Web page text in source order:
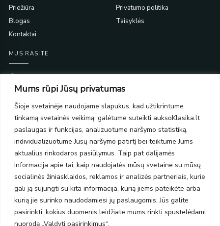
Mums rūpi Jūsų privatumas
Šioje svetainėje naudojame slapukus, kad užtikrintume
tinkamą svetainės veikimą, galėtume suteikti auksoKlasika.lt
paslaugas ir funkcijas, analizuotume naršymo statistiką,
individualizuotume Jūsų naršymo patirtį bei teiktume Jums
aktualius rinkodaros pasiūlymus. Taip pat dalijamės
informacija apie tai, kaip naudojatės mūsų svetaine su mūsų
socialinės žiniasklaidos, reklamos ir analizės partneriais, kurie
gali ją sujungti su kita informacija, kurią jiems pateikėte arba
kurią jie surinko naudodamiesi jų paslaugomis. Jūs galite
pasirinkti, kokius duomenis leidžiate mums rinkti spustelėdami
nuorodą „Valdyti pasirinkimus“.
Priežiūra
Blogas
Kontaktai
Privatumo politika
Taisyklės
MUS RASITE
PC Molas, Klaipėda
PC BIG 2, Klaipėda
Šilutės pl. 35
PC Banginis, Klaipėda
NAUJIENLAIŠKIS
Prenumeruokite ir gaukite pasiūlymus, naujienas bei riboto
leidimo kolekcijas.